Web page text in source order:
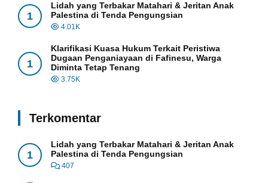
1
Lidah yang Terbakar Matahari & Jeritan Anak
Palestina di Tenda Pengungsian
4.01K
1
Klarifikasi Kuasa Hukum Terkait Peristiwa
Dugaan Penganiayaan di Fafinesu, Warga
Diminta Tetap Tenang
3.75K
Terkomentar
1
Lidah yang Terbakar Matahari & Jeritan Anak
Palestina di Tenda Pengungsian
407